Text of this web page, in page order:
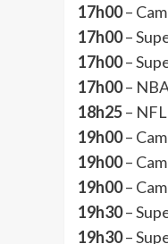
17h00–
17h00–
17h00–
17h00–
18h25–
19h00–
19h00–
19h00–
19h30–
19h30–